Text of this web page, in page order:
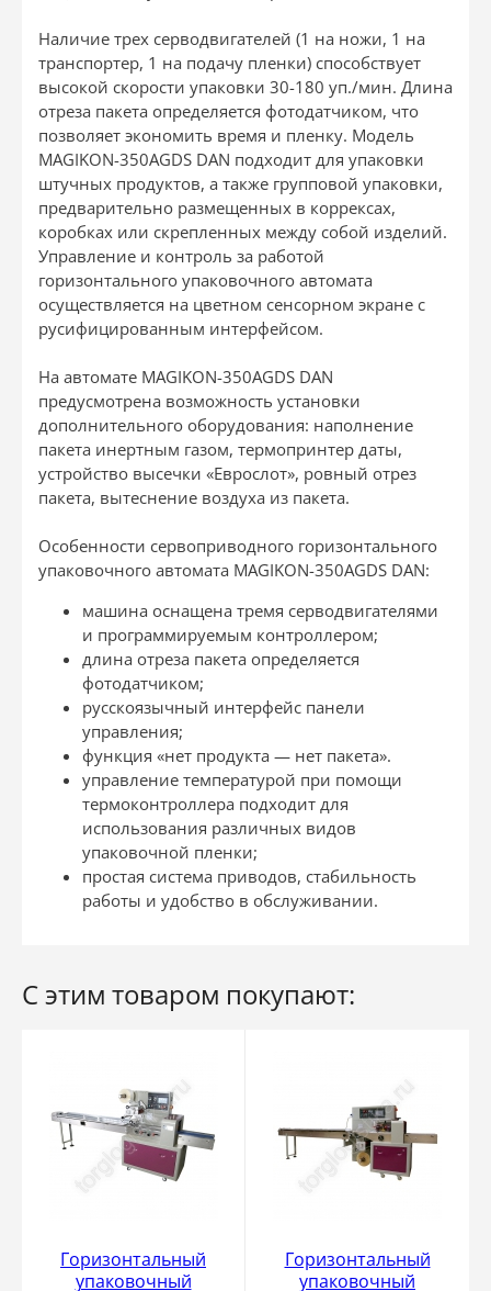
Наличие трех серводвигателей (1 на ножи, 1 на
транспортер, 1 на подачу пленки) способствует
высокой скорости упаковки 30-180 уп./мин. Длина
отреза пакета определяется фотодатчиком, что
позволяет экономить время и пленку. Модель
MAGIKON-350AGDS DAN подходит для упаковки
штучных продуктов, а также групповой упаковки,
предварительно размещенных в коррексах,
коробках или скрепленных между собой изделий.
Управление и контроль за работой
горизонтального упаковочного автомата
осуществляется на цветном сенсорном экране с
русифицированным интерфейсом.
На автомате MAGIKON-350AGDS DAN
предусмотрена возможность установки
дополнительного оборудования: наполнение
пакета инертным газом, термопринтер даты,
устройство высечки «Еврослот», ровный отрез
пакета, вытеснение воздуха из пакета.
Особенности сервоприводного горизонтального
упаковочного автомата MAGIKON-350AGDS DAN:
машина оснащена тремя серводвигателями
и программируемым контроллером;
длина отреза пакета определяется
фотодатчиком;
русскоязычный интерфейс панели
управления;
функция «нет продукта — нет пакета».
управление температурой при помощи
термоконтроллера подходит для
использования различных видов
упаковочной пленки;
простая система приводов, стабильность
работы и удобство в обслуживании.
С этим товаром покупают:
Горизонтальный
упаковочный
Горизонтальный
упаковочный